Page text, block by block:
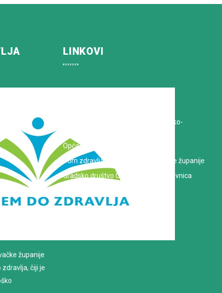
županije
čiji je
LINKOVI
Zavod za javno zdravstvo Koprivničko-
Opća bolnica dr. Tomislav Bardek
Dom zdravlja Koprivničko-križevačke županije
Gradsko društvo Crvenog križa Koprivnica